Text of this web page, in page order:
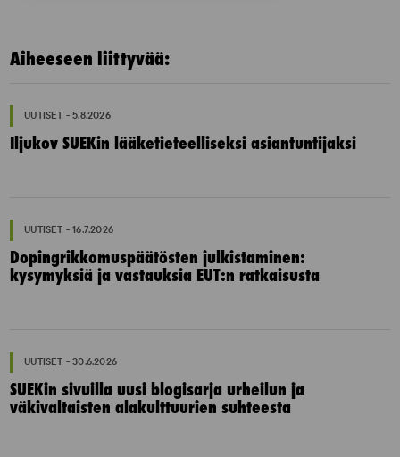
Aiheeseen liittyvää:
UUTISET - 5.8.2026
Iljukov SUEKin lääketieteelliseksi asiantuntijaksi
UUTISET - 16.7.2026
Dopingrikkomuspäätösten julkistaminen:
kysymyksiä ja vastauksia EUT:n ratkaisusta
UUTISET - 30.6.2026
SUEKin sivuilla uusi blogisarja urheilun ja
väkivaltaisten alakulttuurien suhteesta